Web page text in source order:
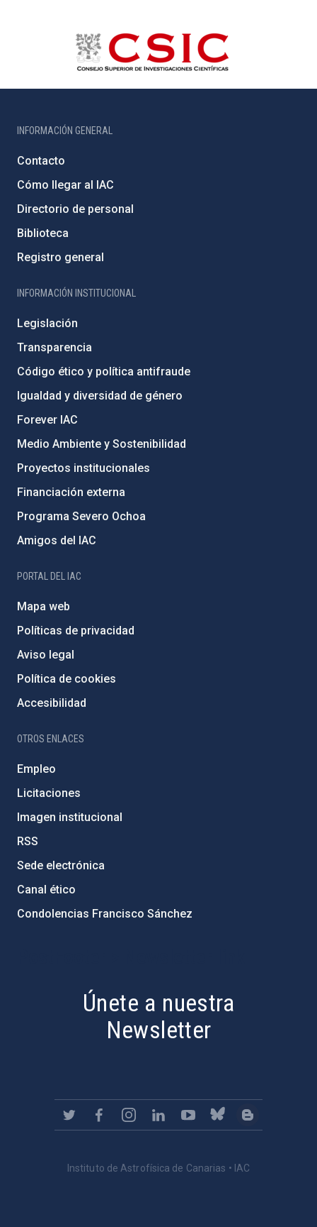
INFORMACIÓN GENERAL
Contacto
Cómo llegar al IAC
Directorio de personal
Biblioteca
Registro general
INFORMACIÓN INSTITUCIONAL
Legislación
Transparencia
Código ético y política antifraude
Igualdad y diversidad de género
Forever IAC
Medio Ambiente y Sostenibilidad
Proyectos institucionales
Financiación externa
Programa Severo Ochoa
Amigos del IAC
PORTAL DEL IAC
Mapa web
Políticas de privacidad
Aviso legal
Política de cookies
Accesibilidad
OTROS ENLACES
Empleo
Licitaciones
Imagen institucional
RSS
Sede electrónica
Canal ético
Condolencias Francisco Sánchez
Únete a nuestra
Newsletter
Instituto de Astrofísica de Canarias • IAC